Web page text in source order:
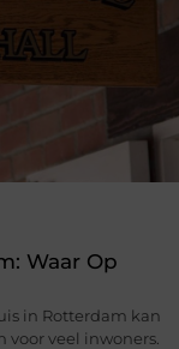
Waar Op
in Rotterdam kan
veel inwoners.